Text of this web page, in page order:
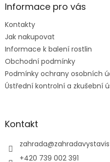
aInformace pro vás
Kontakty
Jak nakupovat
Informace k balení rostlin
Obchodní podmínky
Podmínky ochrany osobních
Ústřední kontrolní a zkušební
Kontakt
zahrada@
+420 739 002 391